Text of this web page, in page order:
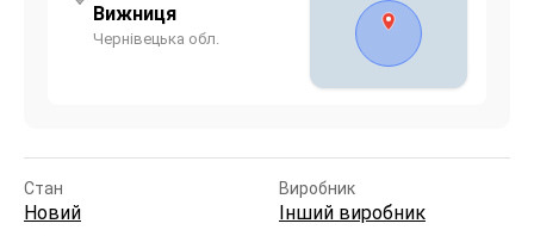
Вижниця
Чернівецька обл.
Стан
Новий
Виробник
Інший виробник